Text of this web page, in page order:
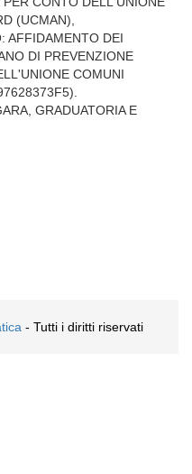
(UCMAN),
AFFIDAMENTO DEI
DI PREVENZIONE
COMUNI
GRADUATORIA E
- Tutti i diritti riservati